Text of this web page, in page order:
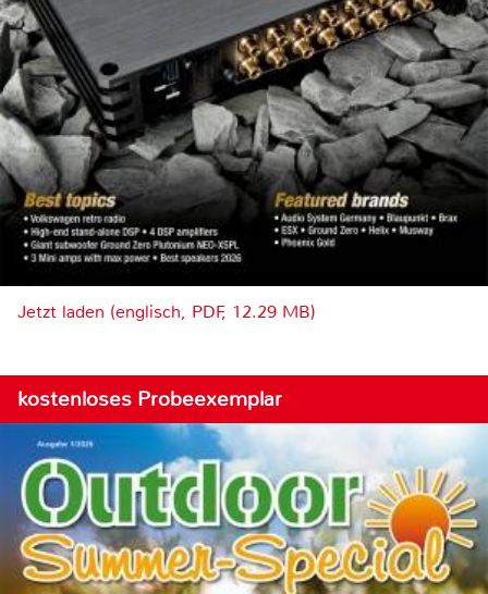
Jetzt laden (englisch, PDF, 12.29 MB)
kostenloses Probeexemplar